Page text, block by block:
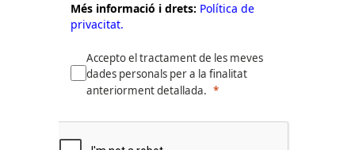
Més informació i drets: Política de
privacitat.
Accepto el tractament de les meves
dades personals per a la finalitat
anteriorment detallada.